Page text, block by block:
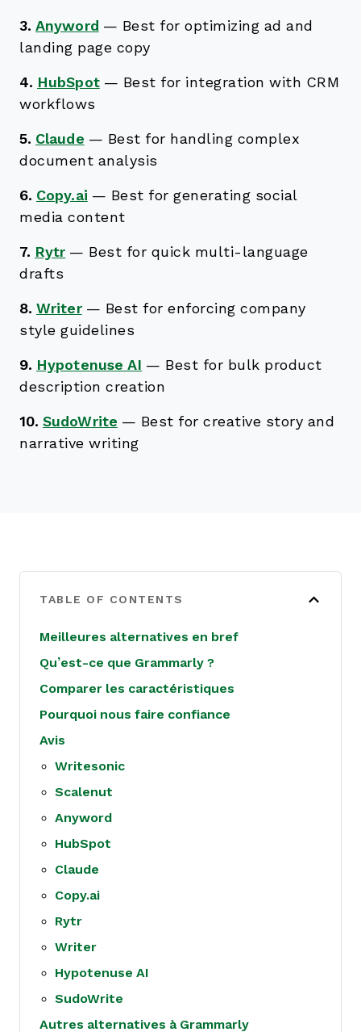
3. Anyword — Best for optimizing ad and
landing page copy
4. HubSpot — Best for integration with CRM
workflows
5. Claude — Best for handling complex
document analysis
6. Copy.ai — Best for generating social
media content
7. Rytr — Best for quick multi-language
drafts
8. Writer — Best for enforcing company
style guidelines
9. Hypotenuse AI — Best for bulk product
description creation
10. SudoWrite — Best for creative story and
narrative writing
TABLE OF CONTENTS
Meilleures alternatives en bref
Qu’est-ce que Grammarly ?
Comparer les caractéristiques
Pourquoi nous faire confiance
Avis
Writesonic
Scalenut
Anyword
HubSpot
Claude
Copy.ai
Rytr
Writer
Hypotenuse AI
SudoWrite
Autres alternatives à Grammarly